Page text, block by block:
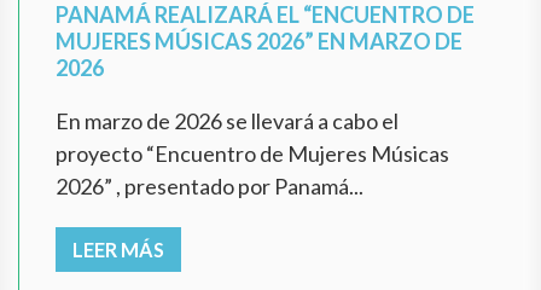
PANAMÁ REALIZARÁ EL “ENCUENTRO DE
MUJERES MÚSICAS 2026” EN MARZO DE
2026
En marzo de 2026 se llevará a cabo el
proyecto “Encuentro de Mujeres Músicas
2026” , presentado por Panamá...
LEER MÁS